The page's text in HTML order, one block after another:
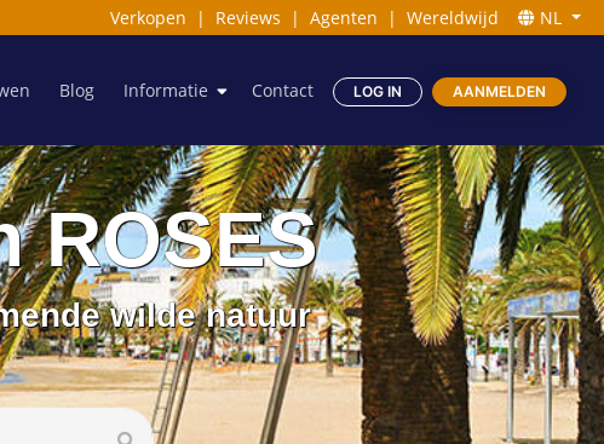
Verkopen | Reviews | Agenten | Wereldwijd NL
Blog Informatie Contact LOG IN AANMELDEN
ROSES
wilde natuur